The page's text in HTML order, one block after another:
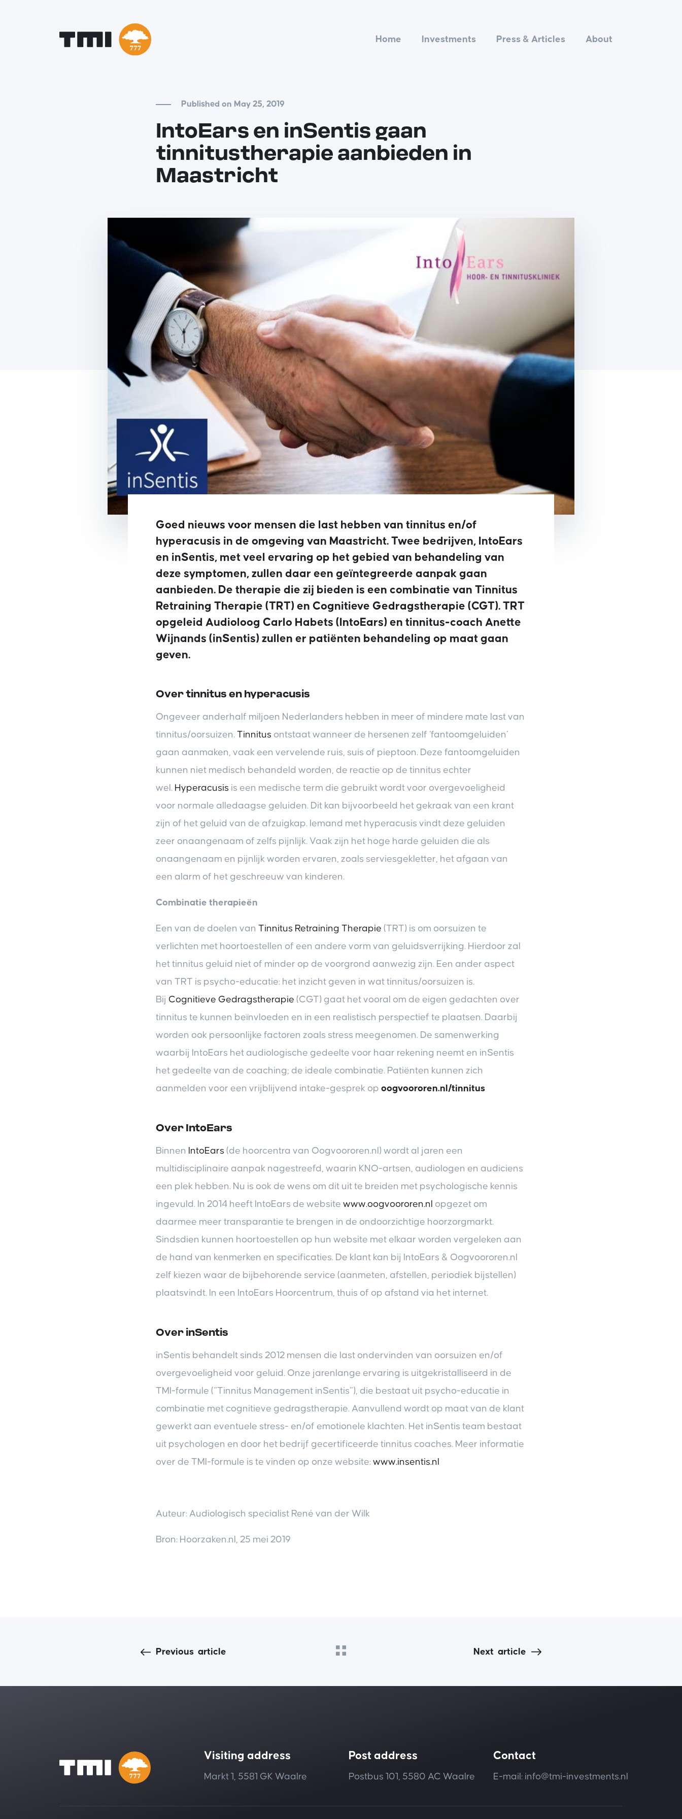
Home Investments Press & Articles About
Published on May 25, 2019
IntoEars en inSentis gaan
tinnitustherapie aanbieden in
Maastricht
Goed nieuws voor mensen die last hebben van tinnitus en/of
hyperacusis in de omgeving van Maastricht. Twee bedrijven, IntoEars
en inSentis, met veel ervaring op het gebied van behandeling van
deze symptomen, zullen daar een geïntegreerde aanpak gaan
aanbieden. De therapie die zij bieden is een combinatie van Tinnitus
Retraining Therapie (TRT) en Cognitieve Gedragstherapie (CGT). TRT
opgeleid Audioloog Carlo Habets (IntoEars) en tinnitus-coach Anette
Wijnands (inSentis) zullen er patiënten behandeling op maat gaan
geven.
Over tinnitus en hyperacusis
Ongeveer anderhalf miljoen Nederlanders hebben in meer of mindere mate last van
tinnitus/oorsuizen. Tinnitus ontstaat wanneer de hersenen zelf ‘fantoomgeluiden’
gaan aanmaken, vaak een vervelende ruis, suis of pieptoon. Deze fantoomgeluiden
kunnen niet medisch behandeld worden, de reactie op de tinnitus echter
wel. Hyperacusis is een medische term die gebruikt wordt voor overgevoeligheid
voor normale alledaagse geluiden. Dit kan bijvoorbeeld het gekraak van een krant
zijn of het geluid van de afzuigkap. Iemand met hyperacusis vindt deze geluiden
zeer onaangenaam of zelfs pijnlijk. Vaak zijn het hoge harde geluiden die als
onaangenaam en pijnlijk worden ervaren, zoals serviesgekletter, het afgaan van
een alarm of het geschreeuw van kinderen.
Combinatie therapieën
Een van de doelen van Tinnitus Retraining Therapie (TRT) is om oorsuizen te
verlichten met hoortoestellen of een andere vorm van geluidsverrijking. Hierdoor zal
het tinnitus geluid niet of minder op de voorgrond aanwezig zijn. Een ander aspect
van TRT is psycho-educatie: het inzicht geven in wat tinnitus/oorsuizen is.
Bij Cognitieve Gedragstherapie (CGT) gaat het vooral om de eigen gedachten over
tinnitus te kunnen beïnvloeden en in een realistisch perspectief te plaatsen. Daarbij
worden ook persoonlijke factoren zoals stress meegenomen. De samenwerking
waarbij IntoEars het audiologische gedeelte voor haar rekening neemt en inSentis
het gedeelte van de coaching; de ideale combinatie. Patiënten kunnen zich
aanmelden voor een vrijblijvend intake-gesprek op oogvoororen.nl/tinnitus
Over IntoEars
Binnen IntoEars (de hoorcentra van Oogvoororen.nl) wordt al jaren een
multidisciplinaire aanpak nagestreefd, waarin KNO-artsen, audiologen en audiciens
een plek hebben. Nu is ook de wens om dit uit te breiden met psychologische kennis
ingevuld. In 2014 heeft IntoEars de website www.oogvoororen.nl opgezet om
daarmee meer transparantie te brengen in de ondoorzichtige hoorzorgmarkt.
Sindsdien kunnen hoortoestellen op hun website met elkaar worden vergeleken aan
de hand van kenmerken en specificaties. De klant kan bij IntoEars & Oogvoororen.nl
zelf kiezen waar de bijbehorende service (aanmeten, afstellen, periodiek bijstellen)
plaatsvindt. In een IntoEars Hoorcentrum, thuis of op afstand via het internet.
Over inSentis
inSentis behandelt sinds 2012 mensen die last ondervinden van oorsuizen en/of
overgevoeligheid voor geluid. Onze jarenlange ervaring is uitgekristalliseerd in de
TMI-formule (“Tinnitus Management inSentis“), die bestaat uit psycho-educatie in
combinatie met cognitieve gedragstherapie. Aanvullend wordt op maat van de klant
gewerkt aan eventuele stress- en/of emotionele klachten. Het inSentis team bestaat
uit psychologen en door het bedrijf gecertificeerde tinnitus coaches. Meer informatie
over de TMI-formule is te vinden op onze website: www.insentis.nl
Auteur: Audiologisch specialist René van der Wilk
Bron: Hoorzaken.nl, 25 mei 2019
Previous article Next article
Visiting address
Markt 1, 5581 GK Waalre
Post address
Postbus 101, 5580 AC Waalre
Contact
E-mail: info@tmi-investments.nl